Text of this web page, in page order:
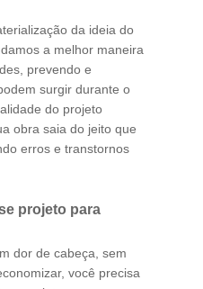
da ideia do
a melhor maneira
prevendo e
surgir durante o
do projeto
obra saia do jeito que
erros e transtornos
projeto para
dor de cabeça, sem
você precisa